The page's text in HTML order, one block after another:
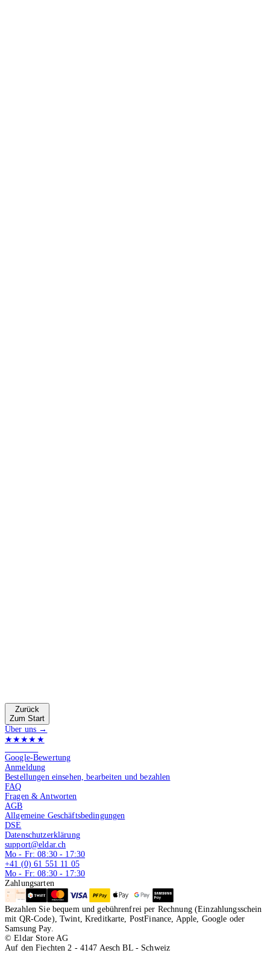
Zurück
Zum Start
Über uns →
★★★★★
Google-Bewertung
Anmeldung
Bestellungen einsehen, bearbeiten und bezahlen
FAQ
Fragen & Antworten
AGB
Allgemeine Geschäftsbedingungen
DSE
Datenschutzerklärung
support@eldar.ch
Mo - Fr: 08:30 - 17:30
+41 (0) 61 551 11 05
Mo - Fr: 08:30 - 17:30
Zahlungsarten
Bezahlen Sie bequem und gebührenfrei per Rechnung (Einzahlungsschein
mit QR-Code), Twint, Kreditkarte, PostFinance, Apple, Google oder
Samsung Pay.
© Eldar Store AG
Auf den Fiechten 2 - 4147 Aesch BL - Schweiz